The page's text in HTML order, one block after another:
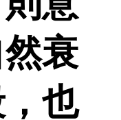
衰
也